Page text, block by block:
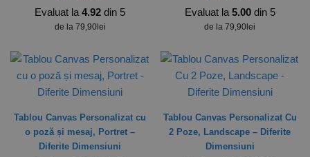
Evaluat la4.92 din 5
de la 79,90lei
Evaluat la 5.00din 5
de la79,90lei
Tablou Canvas Personalizat cu
o poză și mesaj, Portret –
Diferite Dimensiuni
Tablou Canvas Personalizat Cu
2 Poze, Landscape – Diferite
Dimensiuni